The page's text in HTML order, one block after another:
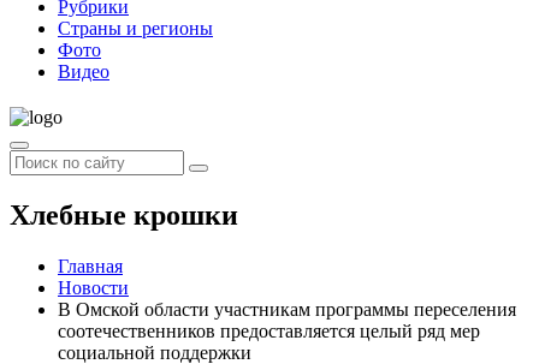
Рубрики
Страны и регионы
Фото
Видео
Хлебные крошки
Главная
Новости
В Омской области участникам программы переселения
соотечественников предоставляется целый ряд мер
социальной поддержки